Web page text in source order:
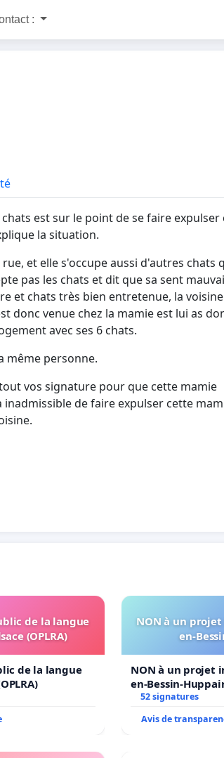
:
est sur le point de se faire expulser
la situation.
et elle s'occupe aussi d'autres chats
pas les chats et dit que sa sent
et chats très bien entretenue, la
donc venue chez la mamie est lui as
avec ses 6 chats.
même personne.
vos signature pour que cette mamie
inadmissible de faire expulser cette
de la langue
(OPLRA)
de la langue
NON à un
en-
NON à un projet
en-Bessin-
52 signatures
Avis de